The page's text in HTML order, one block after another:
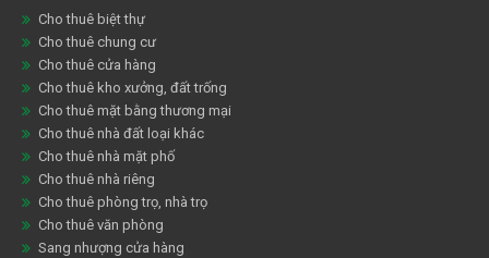
Cho thuê biệt thự
Cho thuê chung cư
Cho thuê cửa hàng
Cho thuê kho xưởng, đất trống
Cho thuê mặt bằng thương mại
Cho thuê nhà đất loại khác
Cho thuê nhà mặt phố
Cho thuê nhà riêng
Cho thuê phòng trọ, nhà trọ
Cho thuê văn phòng
Sang nhượng cửa hàng